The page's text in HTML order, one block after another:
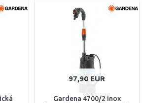
DO KOŠÍKA
Porovnať
97,90 EUR
Gardena 4700/2 inox